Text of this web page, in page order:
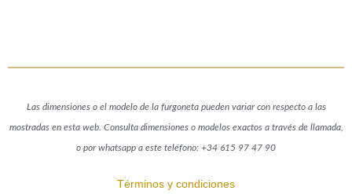
Las dimensiones o el modelo de la furgoneta pueden variar con respecto a las
mostradas en esta web. Consulta dimensiones o modelos exactos a través de llamada,
o por whatsapp a este teléfono: +34 615 97 47 90
Términos y condiciones